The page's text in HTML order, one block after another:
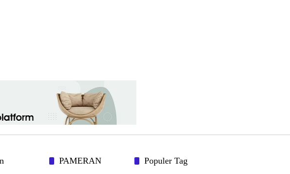
PAMERAN Populer Tag